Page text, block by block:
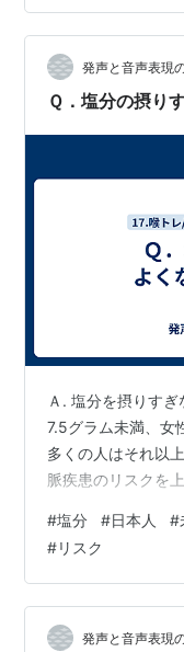
なややこし〜〜言
かりやすく整理し
のうちに伸ばした
ビジュアル図鑑) 👦
発声と音声表現
Ｑ．塩分の摂り
Ａ. 塩分を摂りす
7.5グラム未満、女
多くの人はそれ以
脈疾患のリスクを上
#塩分 #日本人 #
#リスク
発声と音声表現